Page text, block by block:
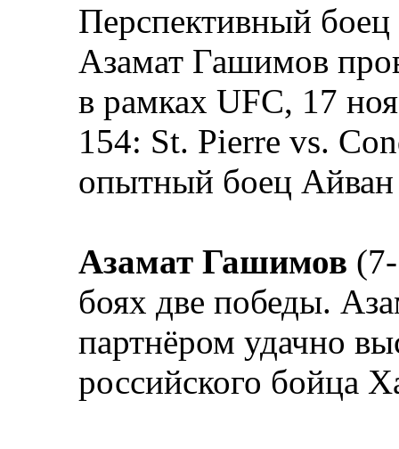
Перспективный боец
Азамат Гашимов
в рамках UFC, 17
154: St. Pierre vs.
опытный боец
Азамат Гашимов
боях две победы.
партнёром удачно
российского бойца